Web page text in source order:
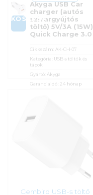
KOSÁRBA
Akyga USB Car
charger (autós
szivargyújtós
töltő) 5V/3A (15W)
Quick Charge 3.0
Cikkszám: AK-CH-07
Kategória: USB-s töltők és
tápok
Gyártó: Akyga
Garanciaidő: 24 hónap
1 490
Gembird USB-s töltő